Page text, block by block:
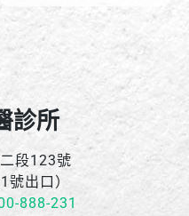
診所
段123號
號出口）
888-231